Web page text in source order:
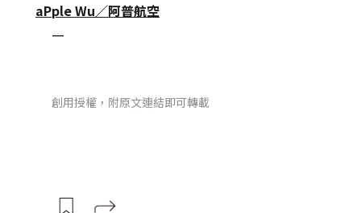
aPple Wu／阿普航空
—
創用授權，附原文連結即可轉載